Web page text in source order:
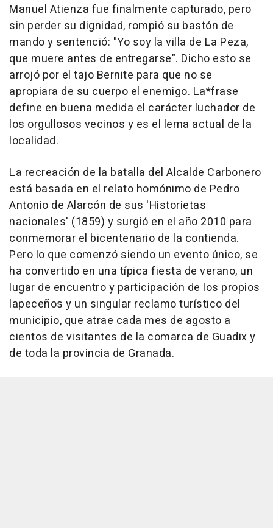
Manuel Atienza fue finalmente capturado, pero
sin perder su dignidad, rompió su bastón de
mando y sentenció: "Yo soy la villa de La Peza,
que muere antes de entregarse". Dicho esto se
arrojó por el tajo Bernite para que no se
apropiara de su cuerpo el enemigo. La*frase
define en buena medida el carácter luchador de
los orgullosos vecinos y es el lema actual de la
localidad.
La recreación de la batalla del Alcalde Carbonero
está basada en el relato homónimo de Pedro
Antonio de Alarcón de sus 'Historietas
nacionales' (1859) y surgió en el año 2010 para
conmemorar el bicentenario de la contienda.
Pero lo que comenzó siendo un evento único, se
ha convertido en una típica fiesta de verano, un
lugar de encuentro y participación de los propios
lapeceños y un singular reclamo turístico del
municipio, que atrae cada mes de agosto a
cientos de visitantes de la comarca de Guadix y
de toda la provincia de Granada.